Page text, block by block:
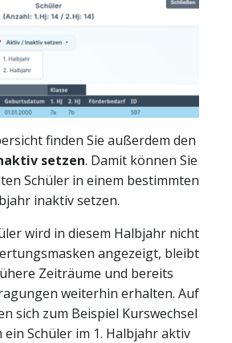
finden Sie außerdem den
setzen. Damit können Sie
Schüler in einem bestimmten
inaktiv setzen.
wird in diesem Halbjahr nicht
angezeigt, bleibt
Zeiträume und bereits
weiterhin erhalten. Auf
sich zum Beispiel Kurswechsel
ein Schüler im 1. Halbjahr aktiv